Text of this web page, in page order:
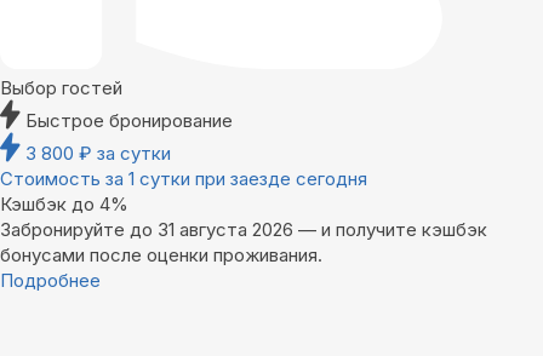
Выбор гостей
Быстрое бронирование
3 800 ₽ за сутки
Стоимость за 1 сутки при заезде сегодня
Кэшбэк до 4%
Забронируйте до 31 августа 2026 — и получите кэшбэк
бонусами после оценки проживания.
Подробнее